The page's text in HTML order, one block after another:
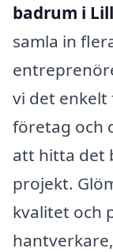
badrum i
samla in
vi det
företag och
att hitta det
projekt.
kvalitet och